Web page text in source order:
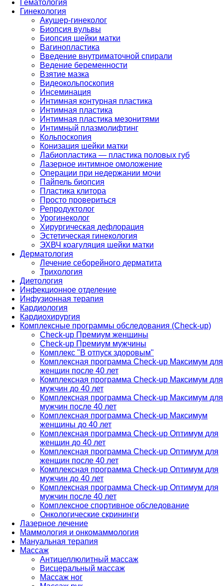
Гематология
Гинекология
Акушер-гинеколог
Биопсия вульвы
Биопсия шейки матки
Вагинопластика
Введение внутриматочной спирали
Ведение беременности
Взятие мазка
Видеокольпоскопия
Инсеминация
Интимная контурная пластика
Интимная пластика
Интимная пластика мезонитями
Интимный плазмолифтинг
Кольпоскопия
Конизация шейки матки
Лабиопластика — пластика половых губ
Лазерное интимное омоложение
Операции при недержании мочи
Пайпель биопсия
Пластика клитора
Просто провериться
Репродуктолог
Урогинеколог
Хирургическая дефлорация
Эстетическая гинекология
ЭХВЧ коагуляция шейки матки
Дерматология
Лечение себорейного дерматита
Трихология
Диетология
Инфекционное отделение
Инфузионная терапия
Кардиология
Кардиохирургия
Комплексные программы обследования (Check-up)
Check-up Премиум женщины
Check-up Премиум мужчины
Комплекс "В отпуск здоровым"
Комплексная программа Check-up Максимум для
женщин после 40 лет
Комплексная программа Check-up Максимум для
мужчин до 40 лет
Комплексная программа Check-up Максимум для
мужчин после 40 лет
Комплексная программа Check-up Максимум
женщины до 40 лет
Комплексная программа Check-up Оптимум для
женщин до 40 лет
Комплексная программа Check-up Оптимум для
женщин после 40 лет
Комплексная программа Check-up Оптимум для
мужчин до 40 лет
Комплексная программа Check-up Оптимум для
мужчин после 40 лет
Комплексное спортивное обследование
Онкологические скрининги
Лазерное лечение
Маммология и онкомаммология
Мануальная терапия
Массаж
Антицеллюлитный массаж
Висцеральный массаж
Массаж ног